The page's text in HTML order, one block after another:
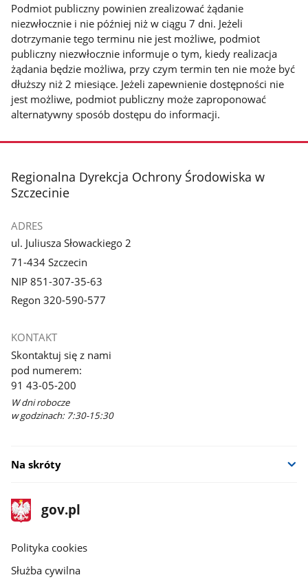
Podmiot publiczny powinien zrealizować żądanie
niezwłocznie i nie później niż w ciągu 7 dni. Jeżeli
dotrzymanie tego terminu nie jest możliwe, podmiot
publiczny niezwłocznie informuje o tym, kiedy realizacja
żądania będzie możliwa, przy czym termin ten nie może być
dłuższy niż 2 miesiące. Jeżeli zapewnienie dostępności nie
jest możliwe, podmiot publiczny może zaproponować
alternatywny sposób dostępu do informacji.
stopka
Regionalna Dyrekcja Ochrony Środowiska w
Szczecinie
ADRES
ul. Juliusza Słowackiego 2
71-434 Szczecin
NIP 851-307-35-63
Regon 320-590-577
KONTAKT
Skontaktuj się z nami
pod numerem:
91 43-05-200
W dni robocze
w godzinach: 7:30-15:30
Na skróty
stopka
gov.pl
Strona
gov.pl
gov.pl
Polityka cookies
Służba cywilna